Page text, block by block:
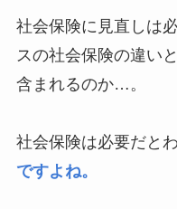
社会保険に見直しは
スの社会保険の違い
含まれるのか…。
社会保険は必要だと
ですよね。